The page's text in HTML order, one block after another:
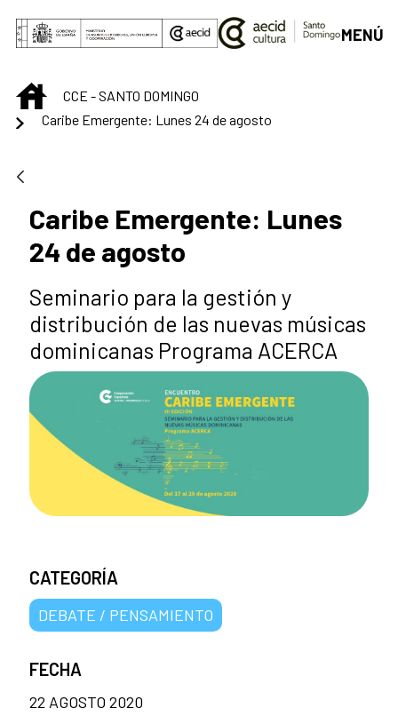
Saltar al contenido principal
MENÚ
INICIOCCE - SANTO DOMINGO
Caribe Emergente: Lunes 24 de agosto
Caribe Emergente: Lunes
24 de agosto
Seminario para la gestión y
distribución de las nuevas músicas
dominicanas Programa ACERCA
CATEGORÍA
DEBATE / PENSAMIENTO
FECHA
22 AGOSTO 2020